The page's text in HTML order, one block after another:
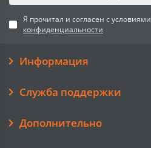
Я прочитал и согласен с условиями
конфиденциальности
Информация
Служба поддержки
Дополнительно